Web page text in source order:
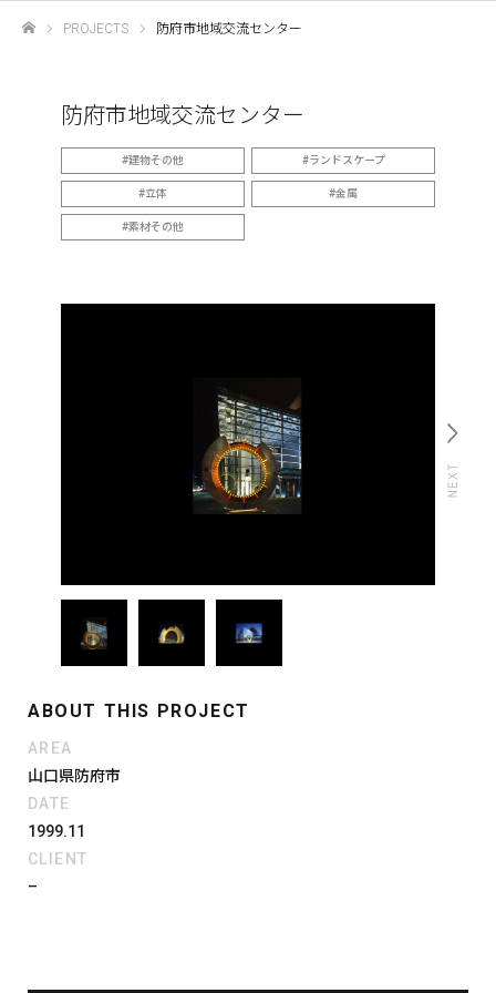
PROJECTS 防府市地域交流センター
防府市地域交流センター
建物その他 ランドスケープ
立体 金属
素材その他
ABOUT THIS PROJECT
AREA
山口県防府市
DATE
1999.11
CLIENT
–